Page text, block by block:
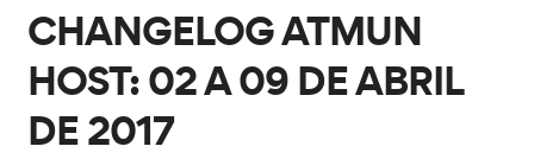
CHANGELOG ATMUN
HOST: 02 A 09 DE ABRIL
DE 2017